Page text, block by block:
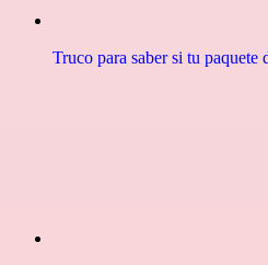
Truco para saber si tu paquete